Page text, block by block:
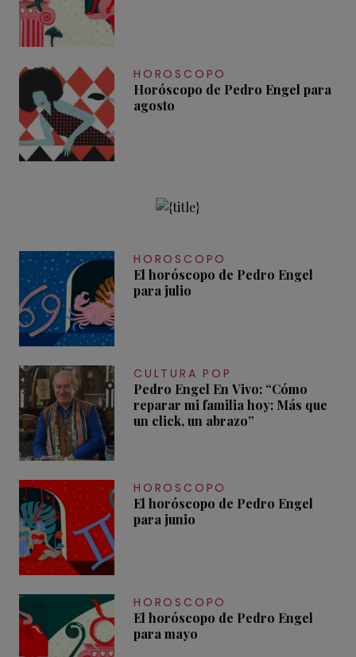
HOROSCOPO
Horóscopo de Pedro Engel para
agosto
HOROSCOPO
El horóscopo de Pedro Engel
para julio
CULTURA POP
Pedro Engel En Vivo: “Cómo
reparar mi familia hoy: Más que
un click, un abrazo”
HOROSCOPO
El horóscopo de Pedro Engel
para junio
HOROSCOPO
El horóscopo de Pedro Engel
para mayo